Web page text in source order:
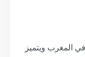
في المغرب ويتميز